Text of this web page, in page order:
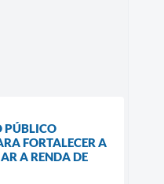
PÚBLICO
FORTALECER A
A RENDA DE